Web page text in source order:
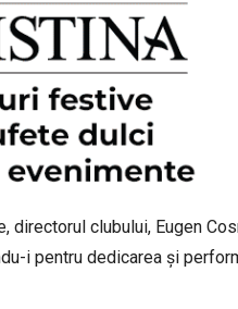
directorul clubului, Eugen
i pentru dedicarea și